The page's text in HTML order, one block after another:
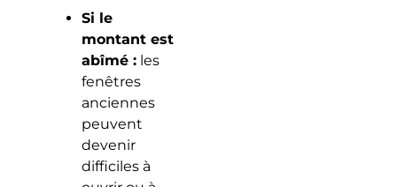
Si le
montant est
abîmé :les
fenêtres
anciennes
peuvent
devenir
difficiles à